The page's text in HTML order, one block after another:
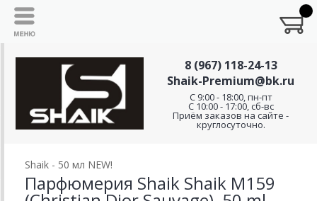
8 (967) 118-24-13
Shaik-Premium@bk.ru
C 9:00 - 18:00, пн-пт
С 10:00 - 17:00, сб-вс
Приём заказов на сайте -
круглосуточно.
Shaik - 50 мл NEW!
Парфюмерия Shaik Shaik M159